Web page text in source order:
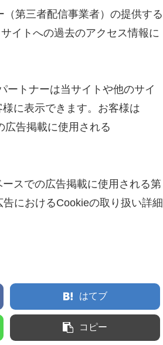
第三者配信事業者）の提供する
イトへの過去のアクセス情報に
ートナーは当サイトや他のサイ
に表示できます。お客様は
広告掲載に使用される
スでの広告掲載に使用される第
におけるCookieの取り扱い詳細
はてブ
コピー